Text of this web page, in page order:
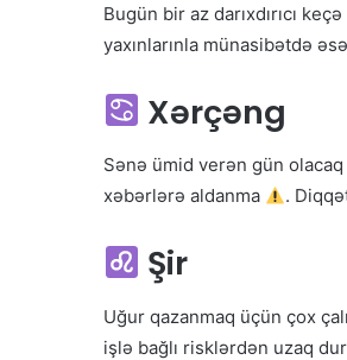
Bugün bir az darıxdırıcı
yaxınlarınla münasibətdə
Xərçəng
Sənə ümid verən gün olacaq
xəbərlərə aldanma
.
Şir
Uğur qazanmaq üçün çox
işlə bağlı risklərdən uzaq dur